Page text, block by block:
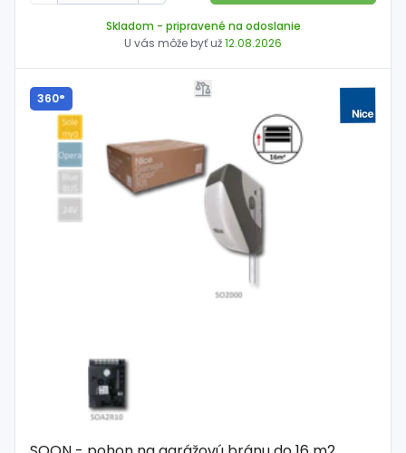
Skladom - pripravené na odoslanie
U vás môže byť už12.08.2026
360°